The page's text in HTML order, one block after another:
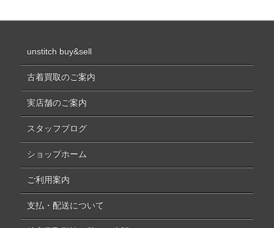
unstitch buy&sell
古着買取のご案内
実店舗のご案内
スタッフブログ
ショップホーム
ご利用案内
支払・配送について